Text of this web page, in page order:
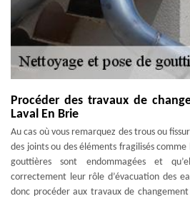
Procéder des travaux de
Laval En Brie
Au cas où vous remarquez des trous ou
des joints ou des éléments fragilisés
gouttières sont endommagées et
correctement leur rôle d’évacuation des
donc procéder aux travaux de